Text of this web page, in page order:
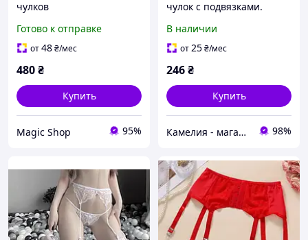
чулков
Готово к отправке
от48₴/мес
480₴
Купить
Magic Shop 95%
чулок с подвязками.
для чулок
В наличии
от25₴/мес
246₴
Купить
Камелия - магазин соблазнительного женского белья р. XS-7XL. 98%